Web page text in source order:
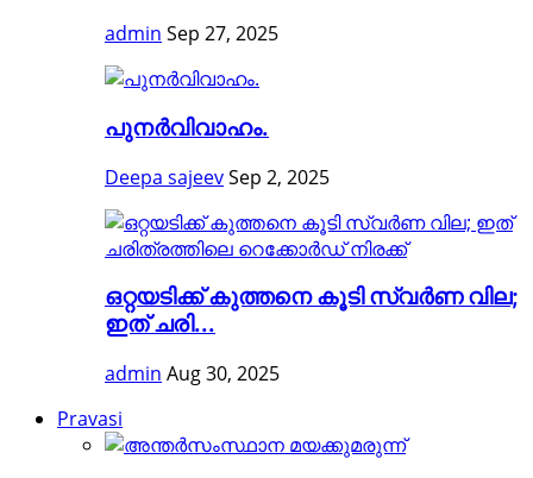
admin Sep 27, 2025
പുനർവിവാഹം.
Deepa sajeevSep 2, 2025
ഒറ്റയടിക്ക് കുത്തനെ കൂടി സ്വര്‍ണ വില;
ഇത് ചരി...
admin Aug 30, 2025
Pravasi